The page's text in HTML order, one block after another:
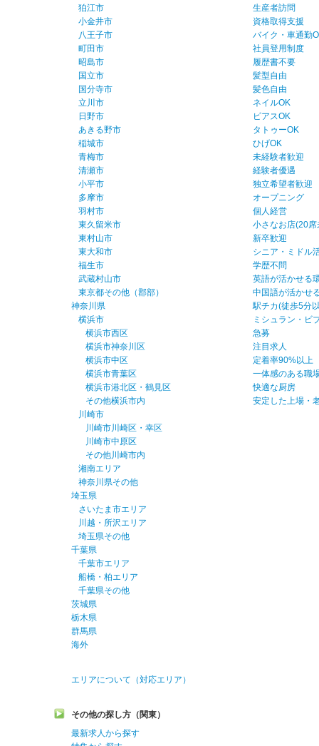
狛江市
小金井市
八王子市
町田市
昭島市
国立市
国分寺市
立川市
日野市
あきる野市
稲城市
青梅市
清瀬市
小平市
多摩市
羽村市
東久留米市
東村山市
東大和市
福生市
武蔵村山市
東京都その他（郡部）
神奈川県
横浜市
横浜市西区
横浜市神奈川区
横浜市中区
横浜市青葉区
横浜市港北区・鶴見区
その他横浜市内
川崎市
川崎市川崎区・幸区
川崎市中原区
その他川崎市内
湘南エリア
神奈川県その他
埼玉県
さいたま市エリア
川越・所沢エリア
埼玉県その他
千葉県
千葉市エリア
船橋・柏エリア
千葉県その他
茨城県
栃木県
群馬県
海外
エリアについて（対応エリア）
生産者訪問
資格取得支援
バイク・車通勤
社員登用制度
履歴書不要
髪型自由
髪色自由
ネイルOK
ピアスOK
タトゥーOK
ひげOK
未経験者歓迎
経験者優遇
独立希望者歓迎
オープニング
個人経営
小さなお店(20席
新卒歓迎
シニア・ミドル
学歴不問
英語が活かせる
中国語が活かせ
駅チカ(徒歩5分
ミシュラン・ビ
急募
注目求人
定着率90%以上
一体感のある職
快適な厨房
安定した上場・
その他の探し方（関東）
最新求人から探す